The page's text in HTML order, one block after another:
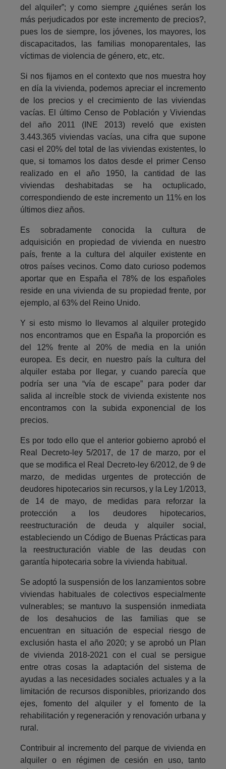
del alquiler”; y como siempre ¿quiénes serán los
más perjudicados por este incremento de precios?,
pues los de siempre, los jóvenes, los mayores, los
discapacitados, las familias monoparentales, las
víctimas de violencia de género, etc, etc.
Si nos fijamos en el contexto que nos muestra hoy
en día la vivienda, podemos apreciar el incremento
de los precios y el crecimiento de las viviendas
vacías. El último Censo de Población y Viviendas
del año 2011 (INE 2013) reveló que existen
3.443.365 viviendas vacías, una cifra que supone
casi el 20% del total de las viviendas existentes, lo
que, si tomamos los datos desde el primer Censo
realizado en el año 1950, la cantidad de las
viviendas deshabitadas se ha octuplicado,
correspondiendo de este incremento un 11% en los
últimos diez años.
Es sobradamente conocida la cultura de
adquisición en propiedad de vivienda en nuestro
país, frente a la cultura del alquiler existente en
otros países vecinos. Como dato curioso podemos
aportar que en España el 78% de los españoles
reside en una vivienda de su propiedad frente, por
ejemplo, al 63% del Reino Unido.
Y si esto mismo lo llevamos al alquiler protegido
nos encontramos que en España la proporción es
del 12% frente al 20% de media en la unión
europea. Es decir, en nuestro país la cultura del
alquiler estaba por llegar, y cuando parecía que
podría ser una “vía de escape” para poder dar
salida al increíble stock de vivienda existente nos
encontramos con la subida exponencial de los
precios.
Es por todo ello que el anterior gobierno aprobó el
Real Decreto-ley 5/2017, de 17 de marzo, por el
que se modifica el Real Decreto-ley 6/2012, de 9 de
marzo, de medidas urgentes de protección de
deudores hipotecarios sin recursos, y la Ley 1/2013,
de 14 de mayo, de medidas para reforzar la
protección a los deudores hipotecarios,
reestructuración de deuda y alquiler social,
estableciendo un Código de Buenas Prácticas para
la reestructuración viable de las deudas con
garantía hipotecaria sobre la vivienda habitual.
Se adoptó la suspensión de los lanzamientos sobre
viviendas habituales de colectivos especialmente
vulnerables; se mantuvo la suspensión inmediata
de los desahucios de las familias que se
encuentran en situación de especial riesgo de
exclusión hasta el año 2020; y se aprobó un Plan
de vivienda 2018-2021 con el cual se persigue
entre otras cosas la adaptación del sistema de
ayudas a las necesidades sociales actuales y a la
limitación de recursos disponibles, priorizando dos
ejes, fomento del alquiler y el fomento de la
rehabilitación y regeneración y renovación urbana y
rural.
Contribuir al incremento del parque de vivienda en
alquiler o en régimen de cesión en uso, tanto